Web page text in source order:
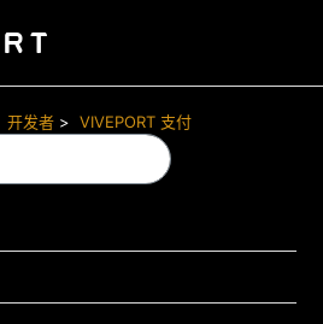
开发者 VIVEPORT 支付